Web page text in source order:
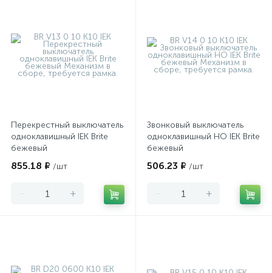
Перекрестный выключатель
одноклавишный IEK Brite
бежевый
855.18 ₽ /шт
- +
Звонковый выключатель
одноклавишный НО IEK Brite
бежевый
506.23 ₽ /шт
- +